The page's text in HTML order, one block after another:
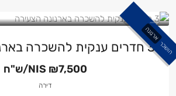
הושכר
ארנונה
3 חדרים ענקית להשכרה בארנונה הצעירה
NIS ₪7,500/ש"ח
דירה